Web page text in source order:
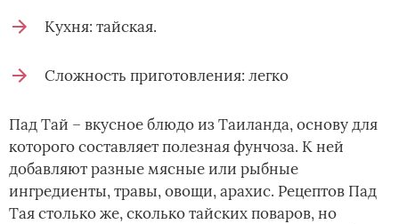
Кухня: тайская.
Сложность приготовления: легко
Пад Тай – вкусное блюдо из Таиланда, основу для
которого составляет полезная фунчоза. К ней
добавляют разные мясные или рыбные
ингредиенты, травы, овощи, арахис. Рецептов Пад
Тая столько же, сколько тайских поваров, но